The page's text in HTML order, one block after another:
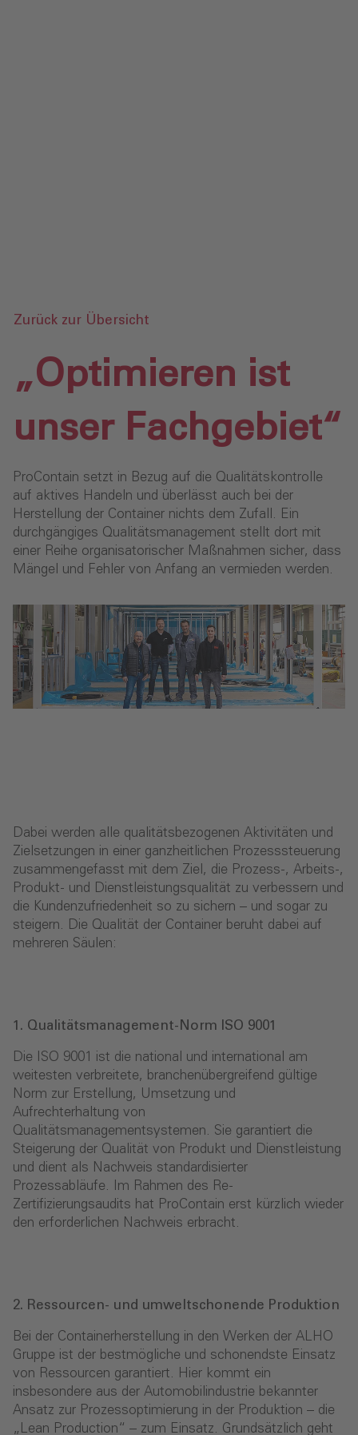
Zurück zur Übersicht
„Optimieren ist
unser Fachgebiet“
ProContain setzt in Bezug auf die Qualitätskontrolle
auf aktives Handeln und überlässt auch bei der
Herstellung der Container nichts dem Zufall. Ein
durchgängiges Qualitätsmanagement stellt dort mit
einer Reihe organisatorischer Maßnahmen sicher, dass
Mängel und Fehler von Anfang an vermieden werden.
Dabei werden alle qualitätsbezogenen Aktivitäten und
Zielsetzungen in einer ganzheitlichen Prozesssteuerung
zusammengefasst mit dem Ziel, die Prozess-, Arbeits-,
Produkt- und Dienstleistungsqualität zu verbessern und
die Kundenzufriedenheit so zu sichern – und sogar zu
steigern. Die Qualität der Container beruht dabei auf
mehreren Säulen:
1. Qualitätsmanagement-Norm ISO 9001
Die ISO 9001 ist die national und international am
weitesten verbreitete, branchenübergreifend gültige
Norm zur Erstellung, Umsetzung und
Aufrechterhaltung von
Qualitätsmanagementsystemen. Sie garantiert die
Steigerung der Qualität von Produkt und Dienstleistung
und dient als Nachweis standardisierter
Prozessabläufe. Im Rahmen des Re-
Zertifizierungsaudits hat ProContain erst kürzlich wieder
den erforderlichen Nachweis erbracht.
2. Ressourcen- und umweltschonende Produktion
Bei der Containerherstellung in den Werken der ALHO
Gruppe ist der bestmögliche und schonendste Einsatz
von Ressourcen garantiert. Hier kommt ein
insbesondere aus der Automobilin­dustrie bekannter
Ansatz zur Prozessoptimierung in der Pro­duktion – die
„Lean Production“ – zum Einsatz. Grundsätzlich geht